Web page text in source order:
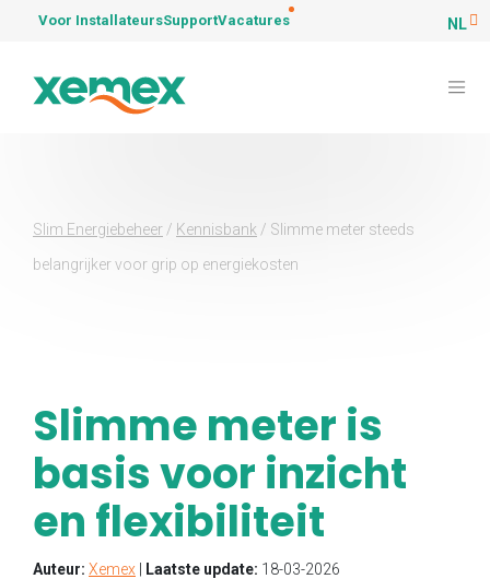
Voor InstallateursSupportVacatures NL
Slim Energiebeheer / Kennisbank / Slimme meter steeds
belangrijker voor grip op energiekosten
Slimme meter is
basis voor inzicht
en flexibiliteit
Auteur: Xemex Laatste update: 18-03-2026